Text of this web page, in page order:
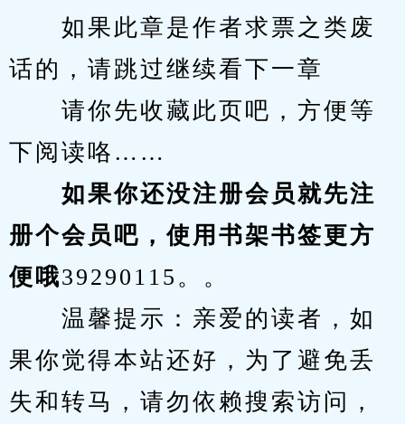
如果此章是作者求票之类废
话的，请跳过继续看下一章
请你先收藏此页吧，方便等
下阅读咯……
如果你还没注册会员就先注
册个会员吧，使用书架书签更方
便哦39290115。。
温馨提示：亲爱的读者，如
果你觉得本站还好，为了避免丢
失和转马，请勿依赖搜索访问，